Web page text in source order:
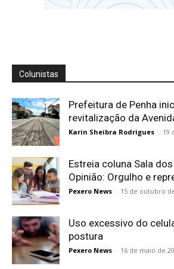
Colunistas
Prefeitura de Penha
revitalização da
Karin Sheibra Rodrigues - 19
Estreia coluna Sala
Opinião: Orgulho e
Pexero News - 15 de outubro
Uso excessivo do
postura
Pexero News - 16 de maio de